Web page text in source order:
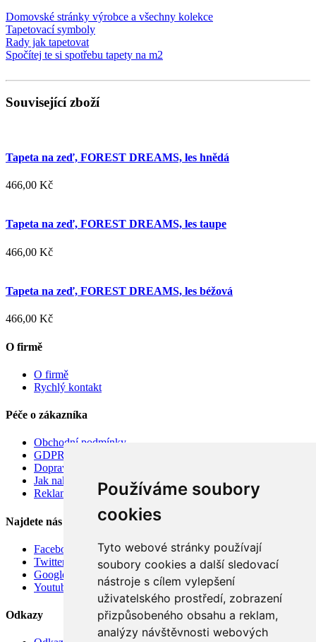
Používáme soubory
cookies
Tyto webové stránky používají
soubory cookies a další sledovací
nástroje s cílem vylepšení
uživatelského prostředí, zobrazení
přizpůsobeného obsahu a reklam,
analýzy návštěvnosti webových
Domovské stránky výrobce a všechny kolekce
Tapetovací symboly
Rady jak tapetovat
Spočítej te si spotřebu tapety na m2
Související zboží
Tapeta na zeď, FOREST DREAMS, les hnědá
466,00 Kč
Tapeta na zeď, FOREST DREAMS, les taupe
466,00 Kč
Tapeta na zeď, FOREST DREAMS, les béžová
466,00 Kč
O firmě
O firmě
Rychlý kontakt
Péče o zákazníka
Obchodní podmínky
GDPR
Doprava
Jak nakupovat
Reklamace
Najdete nás
Facebook
Twitter
Google
Youtube
Odkazy